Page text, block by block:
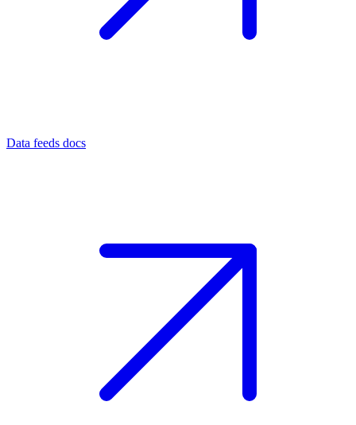
Data feeds docs